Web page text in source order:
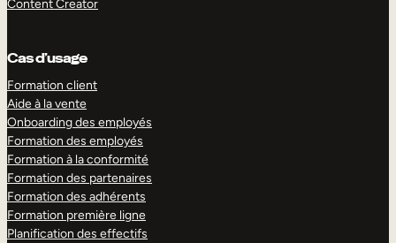
Content Creator
Cas d’usage
Formation client
Aide à la vente
Onboarding des employés
Formation des employés
Formation à la conformité
Formation des partenaires
Formation des adhérents
Formation première ligne
Planification des effectifs